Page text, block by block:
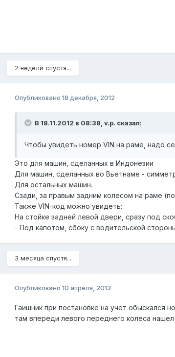
2 недели спустя...
Опубликовано 18 декабря, 2012
В 18.11.2012 в 08:38, v.p. сказал:
Чтобы увидеть номер VIN на раме, надо
Это для машин, сделанных в Индонезии
Для машин, сделанных во Вьетнаме -
Для остальных машин.
Сзади, за правым задним колесом на раме
Также VIN-код можно увидеть:
На стойке задней левой двери, сразу под
- Под капотом, сбоку с водительской
3 месяца спустя...
Опубликовано 10 апреля, 2013
Гаишник при постановке на учет обыскался
там впереди левого переднего колеса